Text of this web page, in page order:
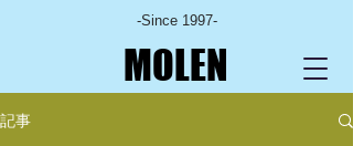
-Since 1997-
MOLEN
記事